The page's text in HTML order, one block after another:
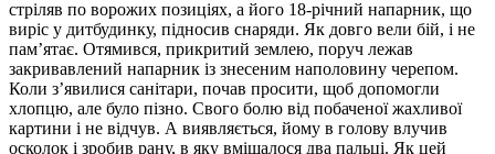
стріляв по ворожих позиціях, а його 18-річний напарник, що
виріс у дитбудинку, підносив снаряди. Як довго вели бій, і не
пам’ятає. Отямився, прикритий землею, поруч лежав
закривавлений напарник із знесеним наполовину черепом.
Коли з’явилися санітари, почав просити, щоб допомогли
хлопцю, але було пізно. Свого болю від побаченої жахливої
картини і не відчув. А виявляється, йому в голову влучив
осколок і зробив рану, в яку вміщалося два пальці. Як цей